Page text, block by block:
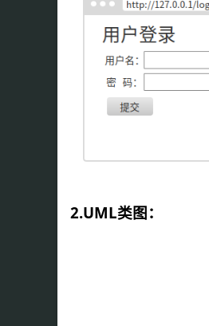
2.UML类图：